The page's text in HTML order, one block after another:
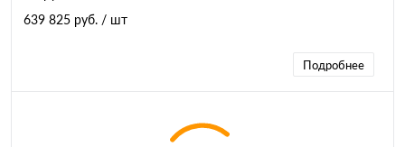
639 825 руб. / шт
Подробнее